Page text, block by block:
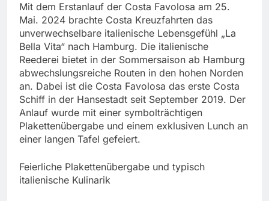
Mit dem Erstanlauf der Costa Favolosa am 25.
Mai. 2024 brachte Costa Kreuzfahrten das
unverwechselbare italienische Lebensgefühl „La
Bella Vita“ nach Hamburg. Die italienische
Reederei bietet in der Sommersaison ab Hamburg
abwechslungsreiche Routen in den hohen Norden
an. Dabei ist die Costa Favolosa das erste Costa
Schiff in der Hansestadt seit September 2019. Der
Anlauf wurde mit einer symbolträchtigen
Plakettenübergabe und einem exklusiven Lunch an
einer langen Tafel gefeiert.
Feierliche Plakettenübergabe und typisch
italienische Kulinarik